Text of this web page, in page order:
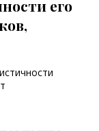
его